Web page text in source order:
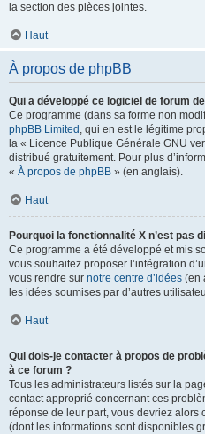
la section des pièces jointes.
Haut
À propos de phpBB
Qui a développé ce logiciel de forum
Ce programme (dans sa forme non
phpBB Limited , qui en est le légitime
la « Licence Publique Générale GNU
distribué gratuitement. Pour plus
« À propos de phpBB » (en anglais).
Haut
Pourquoi la fonctionnalité X n’est pas
Ce programme a été développé et mis
vous souhaitez proposer l’intégration
vous rendre sur notre centre d’idées (en
les idées soumises par d’autres
Haut
Qui dois-je contacter à propos de
à ce forum ?
Tous les administrateurs listés sur la
contact approprié concernant ces
réponse de leur part, vous devriez alors
(dont les informations sont disponibles